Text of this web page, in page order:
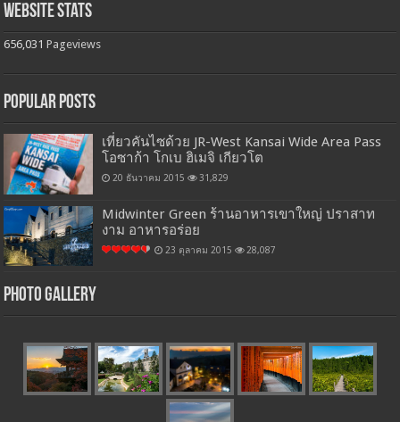
Website Stats
656,031 Pageviews
Popular Posts
เที่ยวคันไซด้วย JR-West Kansai Wide Area Pass
โอซาก้า โกเบ ฮิเมจิ เกียวโต
20 ธันวาคม 2015 31,829
Midwinter Green ร้านอาหารเขาใหญ่ ปราสาท
งาม อาหารอร่อย
23 ตุลาคม 2015 28,087
Photo Gallery